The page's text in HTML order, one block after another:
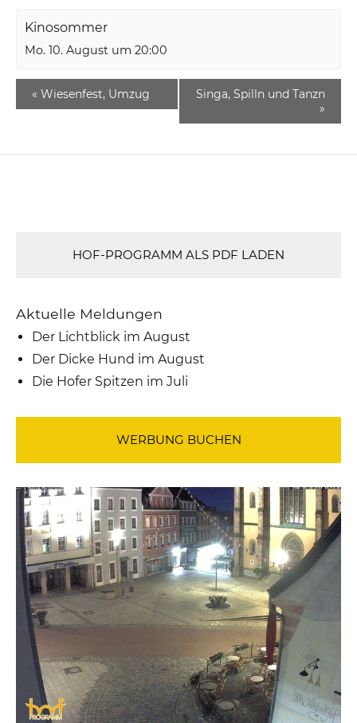
Kinosommer
Mo. 10. August um 20:00
« Wiesenfest, Umzug
Singa, Spilln und Tanzn
»
HOF-PROGRAMM ALS PDF LADEN
Aktuelle Meldungen
Der Lichtblick im August
Der Dicke Hund im August
Die Hofer Spitzen im Juli
WERBUNG BUCHEN